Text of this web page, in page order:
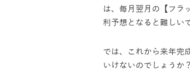
は、毎月翌月の【フラ
利予想となると難しい
では、これから来年完
いけないのでしょうか